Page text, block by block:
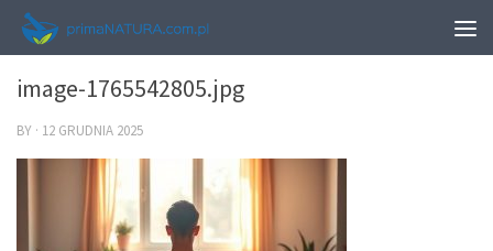
0
image-1765542805.jpg
BY · 12 GRUDNIA 2025